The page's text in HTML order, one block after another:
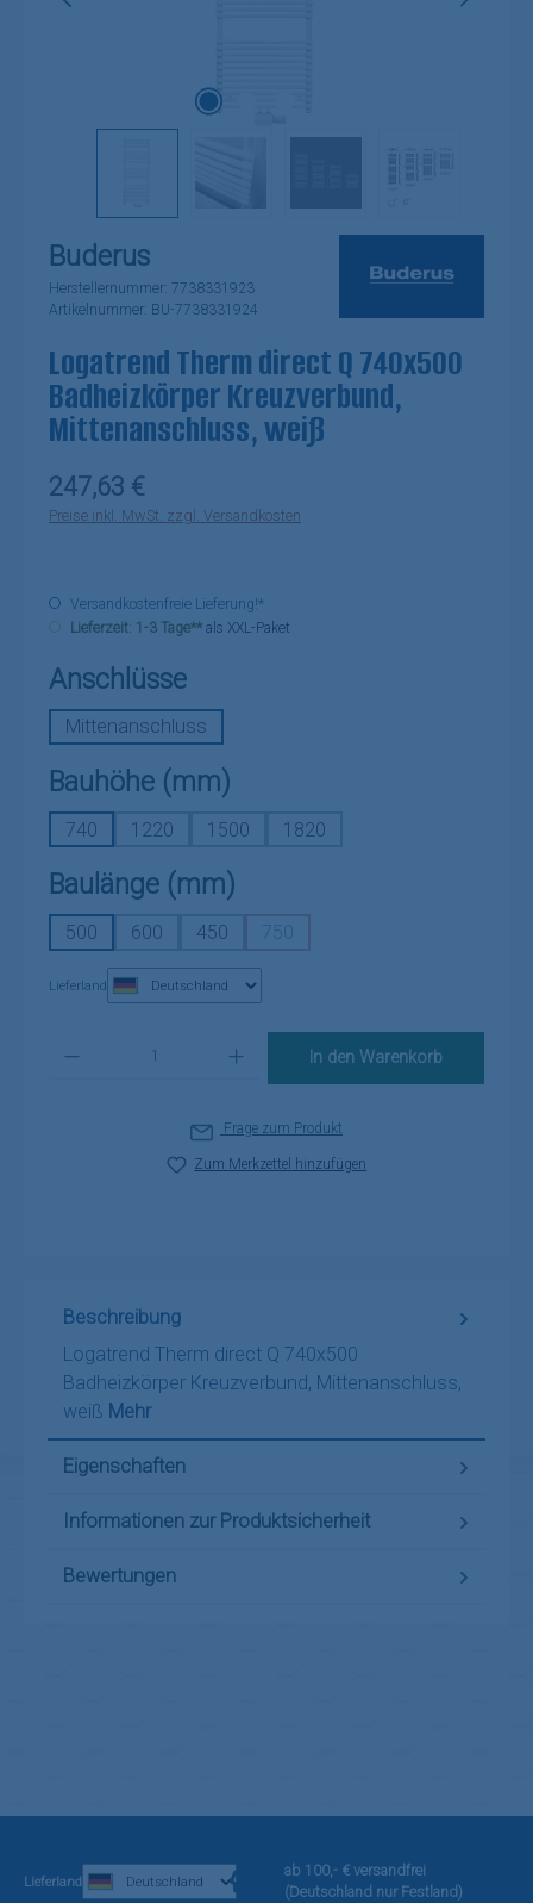
Buderus
Herstellernummer: 7738331923
Artikelnummer: BU-7738331924
Logatrend Therm direct Q 740x500
Badheizkörper Kreuzverbund,
Mittenanschluss, weiß
Regulärer Preis:
247,63 €
Preise inkl. MwSt. zzgl. Versandkosten
Versandkostenfreie Lieferung!*
Lieferzeit: 1-3 Tage** als XXL-Paket
Anschlüsseauswählen
Mittenanschluss
Bauhöhe (mm)
740 1220 1500 1820
Baulänge (mm)
500 600 450 750
Lieferland
In den Warenkorb
Frage zum Produkt
Zum Merkzettel hinzufügen
Beschreibung
Logatrend Therm direct Q 740x500
Badheizkörper Kreuzverbund, Mittenanschluss,
weiß Mehr
Eigenschaften
Informationen zur Produktsicherheit
Bewertungen
Lieferland
ab 100,- € versandfrei
(Deutschland nur Festland)